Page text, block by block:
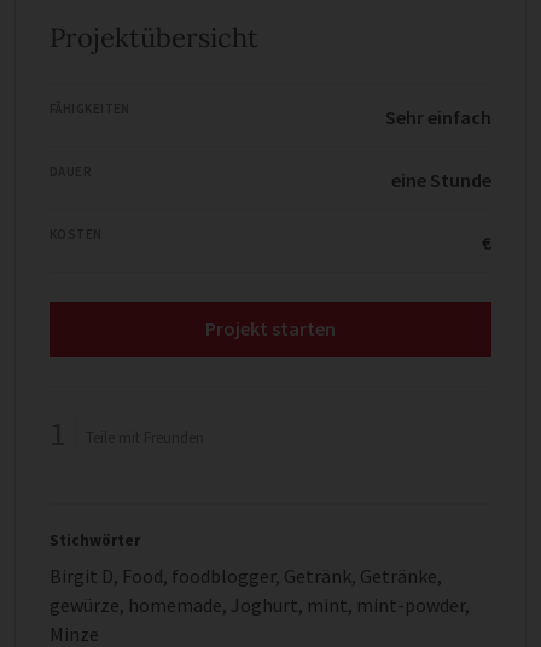
Projektübersicht
Sehr einfach
eine Stunde
€
Projekt starten
Stichwörter
Birgit D, Food, foodblogger, Getränk, Getränke,
gewürze, homemade, Joghurt, mint, mint-powder,
Minze